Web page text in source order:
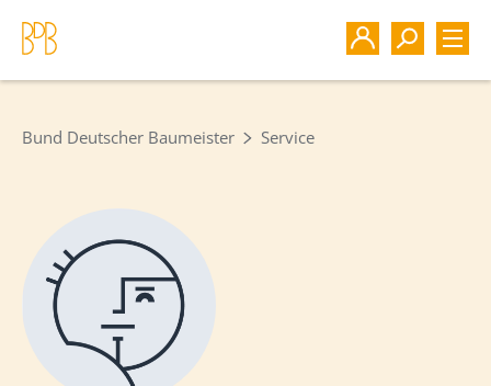
Bund Deutscher Baumeister Service